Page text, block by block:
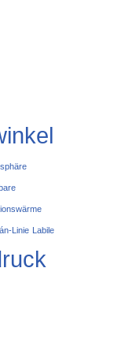
Linie Labile